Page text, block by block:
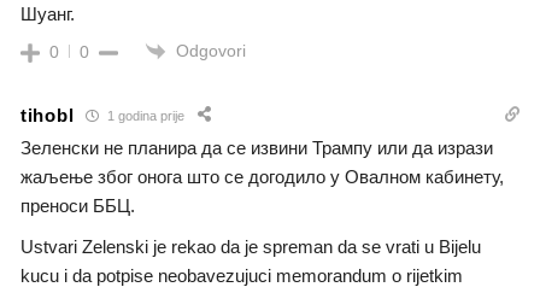
Шуанг.
0 0 Odgovori
tihobl 1 godina prije
Зеленски не планира да се извини Трампу или да изрази
жаљење због онога што се догодило у Овалном кабинету,
преноси ББЦ.
Ustvari Zelenski je rekao da je spreman da se vrati u Bijelu
kucu i da potpise neobavezujuci memorandum o rijetkim